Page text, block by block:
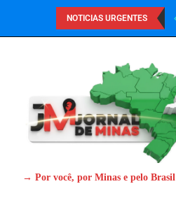
NOTICIAS URGENTES
→ Por você, por Minas e pelo Brasil